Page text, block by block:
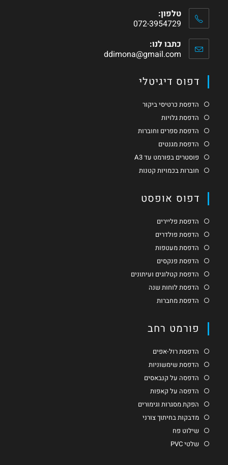
טלפון:
072-3954729
כתבו לנו:
ddimona@gmail.com
דפוס דיגיטלי
הדפסת כרטיסי ביקור
הדפסת גלויות
הדפסת ספרים וחוברות
הדפסת מגנטים
פוסטרים בפורמט עד A3
חוברות בכמויות קטנות
דפוס אופסט
הדפסת פליירים
הדפסת פולדרים
הדפסת מעטפות
הדפסת פנקסים
הדפסת קטלוגים ועיתונים
הדפסת לוחות שנה
הדפסת מחברות
פורמט רחב
הדפסת רול-אפים
הדפסת שימשוניות
הדפסה על קנבאסים
הדפסה על קאפות
הפקת מסגרות וגימורים
מדבקות בחיתוך צורני
שילוט פח
שלטי PVC